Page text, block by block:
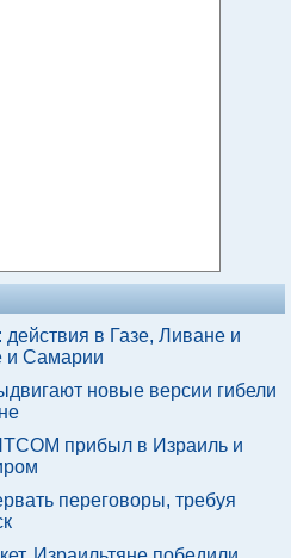
в Газе, Ливане и
и Самарии
новые версии гибели
прибыл в Израиль и
переговоры, требуя